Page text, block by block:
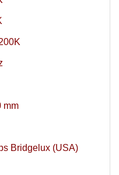
mm
Bridgelux (USA)